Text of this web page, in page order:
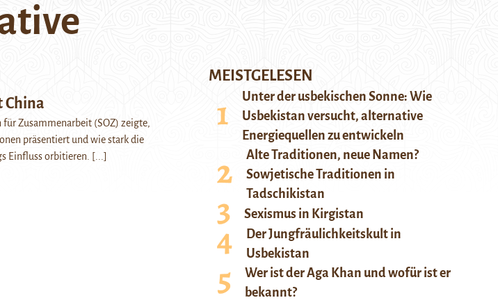
China
Zusammenarbeit (SOZ) zeigte,
präsentiert und wie stark die
Einfluss orbitieren.
[...]
MEISTGELESEN
Unter der usbekischen Sonne: Wie
Usbekistan versucht, alternative
Energiequellen zu entwickeln
Alte Traditionen, neue Namen?
Sowjetische Traditionen in
Tadschikistan
Sexismus in Kirgistan
Der Jungfräulichkeitskult in
Usbekistan
Wer ist der Aga Khan und wofür ist er
bekannt?